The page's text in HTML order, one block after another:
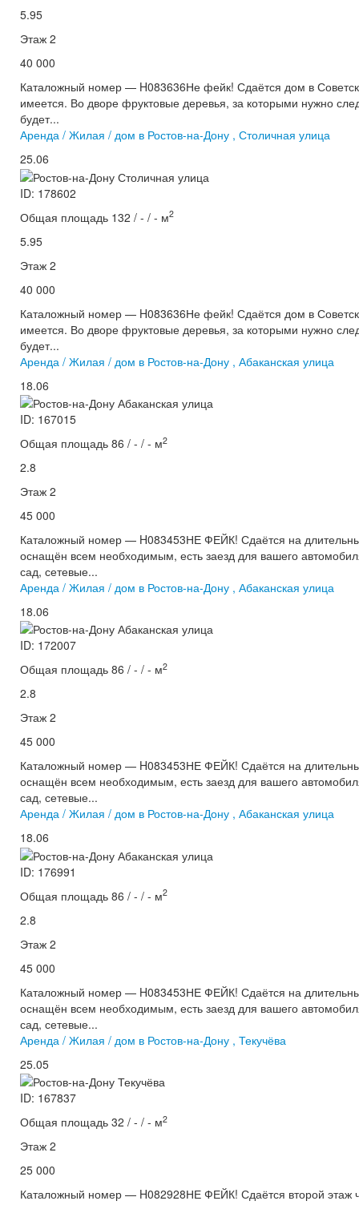
5.95
Этаж 2
40 000
Каталожный номер — H083636Не фейк! Сдаётся дом в
имеется. Во дворе фруктовые деревья, за которыми нужно
будет...
Аренда / Жилая / дом в Ростов-на-Дону , Столичная улица
25.06
ID: 178602
Общая площадь 132 / - / - м2
5.95
Этаж 2
40 000
Каталожный номер — H083636Не фейк! Сдаётся дом в
имеется. Во дворе фруктовые деревья, за которыми нужно
будет...
Аренда / Жилая / дом в Ростов-на-Дону , Абаканская улица
18.06
ID: 167015
Общая площадь 86 / - / - м2
2.8
Этаж 2
45 000
Каталожный номер — H083453НЕ ФЕЙК! Сдаётся на
оснащён всем необходимым, есть заезд для вашего
сад, сетевые...
Аренда / Жилая / дом в Ростов-на-Дону , Абаканская улица
18.06
ID: 172007
Общая площадь 86 / - / - м2
2.8
Этаж 2
45 000
Каталожный номер — H083453НЕ ФЕЙК! Сдаётся на
оснащён всем необходимым, есть заезд для вашего
сад, сетевые...
Аренда / Жилая / дом в Ростов-на-Дону , Абаканская улица
18.06
ID: 176991
Общая площадь 86 / - / - м2
2.8
Этаж 2
45 000
Каталожный номер — H083453НЕ ФЕЙК! Сдаётся на
оснащён всем необходимым, есть заезд для вашего
сад, сетевые...
Аренда / Жилая / дом в Ростов-на-Дону , Текучёва
25.05
ID: 167837
Общая площадь 32 / - / - м2
Этаж 2
25 000
Каталожный номер — H082928НЕ ФЕЙК! Сдаётся второй этаж